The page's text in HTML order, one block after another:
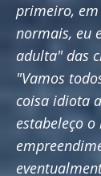
primeiro,
normais, eu
adulta" das
"Vamos
coisa idiota
estabeleço